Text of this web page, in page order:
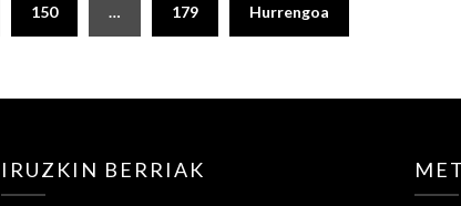
150 … 179 Hurrengoa
IRUZKIN BERRIAK